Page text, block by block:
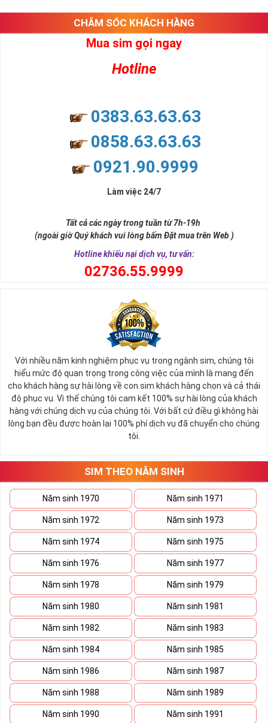
như sự sắp xếp của các con số trong sim.
Ý nghĩa sim tứ quý 2
nhiều thành công, thăng tiến hơn.
và tính hai mặt. Số 2 thúc giục chúng ta lựa chọn, dựa vào những
đời, nơi bạn phải đưa ra những quyết định quan trọng.
Ý nghĩa sim tứ quý 2
Theo quan niệm phong thủy
Số 2 tượng trưng cho sự cân bằng, hài hòa của âm dương và đất
trời. Sự cân bằng này giúp cho mọi việc đều thuận lợi và mang lại
nhiều may mắn trong cuộc sống và kinh doanh.
Số 2 còn biểu trưng cho lòng tốt, sự ổn định và tính hai mặt của
mọi vấn đề. Số 2 giúp cho họ có được sự lựa chọn, để đưa ra
những hướng giải quyết đúng đắn nhắt.
tứ 2 cùng xuất hiện trong một dãy số sim càng giúp cho ý nghĩa
sim tứ quýtăng lên gấp bội. Sở hữu sim Tứ Quý 2 giúp khích lệ tinh
thần người sở hữu là không sợ bất cứ điều gì mà hãy cứ làm thì
mọi điều tốt đẹp và may mắn ắt sẽ đến.
Lợi ích sim Tứ Quý 2 mang lại là gì?
CHĂM SÓC KHÁCH HÀNG
Mua sim gọi ngay
Hotline
0383.63.63.63
0858.63.63.63
0921.90.9999
Làm việc 24/7
Tất cả các ngày trong tuần từ 7h-19h
(ngoài giờ Quý khách vui lòng bấm Đặt mua trên Web )
Hotline khiếu nại dịch vụ, tư vấn:
02736.55.9999
Với nhiều năm kinh nghiệm phục vụ trong ngành sim, chúng tôi
hiểu mức độ quan trọng trong công việc của mình là mang đến
cho khách hàng sự hài lòng về con sim khách hàng chọn và cả thái
độ phục vụ. Vì thế chúng tôi cam kết 100% sự hài lòng của khách
hàng với chúng dịch vụ của chúng tôi. Với bất cứ điều gì không hài
lòng bạn đều được hoàn lại 100% phí dịch vụ đã chuyển cho chúng
tôi.
SIM THEO NĂM SINH
Năm sinh 1970 Năm sinh 1971
Năm sinh 1972 Năm sinh 1973
Năm sinh 1974 Năm sinh 1975
Năm sinh 1976 Năm sinh 1977
Năm sinh 1978 Năm sinh 1979
Năm sinh 1980 Năm sinh 1981
Năm sinh 1982 Năm sinh 1983
Năm sinh 1984 Năm sinh 1985
Năm sinh 1986 Năm sinh 1987
Năm sinh 1988 Năm sinh 1989
Năm sinh 1990 Năm sinh 1991